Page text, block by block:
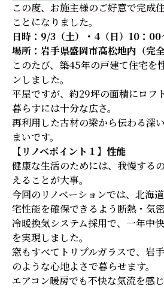
この度、お施主様のご好意で完成
ことになりました。
日時：9/3（土）・4（日）10：
場所：岩手県盛岡市高松地内（完全
このたび、築45年の戸建て住宅を
ンしました。
平屋ですが、約29坪の面積にロフ
暮らすには十分な広さ。
再利用した古材の梁から伝わる深
まいです。
【リノベポイント１】性能
健康な生活のためには、我慢する
えることが大事。
今回のリノベーションでは、北海
宅性能を確保できるよう断熱・気
冷暖換気システム採用で、一年中
を実現しました。
窓もすべてトリプルガラスで、岩
のような心地よさで暮らせます。
エアコン暖房でも不快な気流を感